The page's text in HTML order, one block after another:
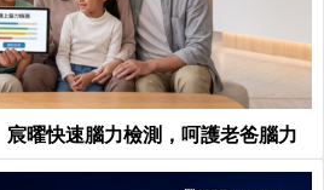
曜快速腦力檢測，呵護老爸腦力